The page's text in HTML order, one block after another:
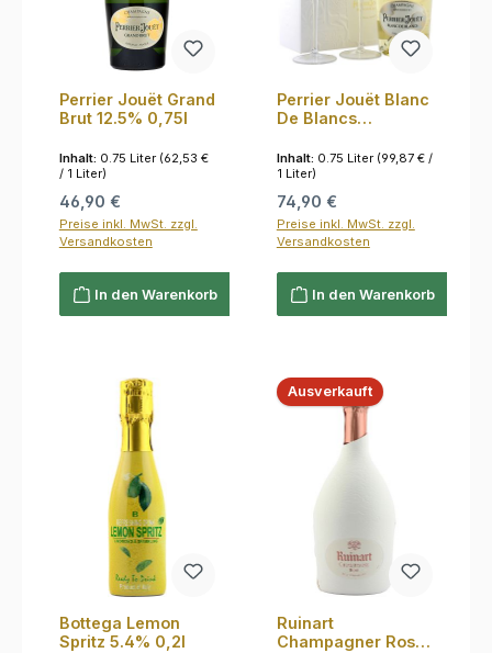
Perrier Jouët Grand
Brut 12.5% 0,75l
Inhalt: 0.75 Liter (62,53 €
/ 1 Liter)
Regulärer Preis:
46,90 €
Preise inkl. MwSt. zzgl.
Versandkosten
In den Warenkorb
Perrier Jouët Blanc
De Blancs
Gläsern 12.0%
0,75l
Inhalt: 0.75 Liter (99,87 € /
1 Liter)
Regulärer Preis:
74,90 €
Preise inkl. MwSt. zzgl.
Versandkosten
In den Warenkorb
Bottega Lemon
Spritz 5.4% 0,2l
Ausverkauft
Ruinart
Champagner Rosé